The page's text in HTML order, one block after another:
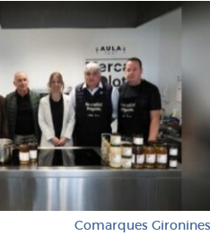
Comarques Gironines